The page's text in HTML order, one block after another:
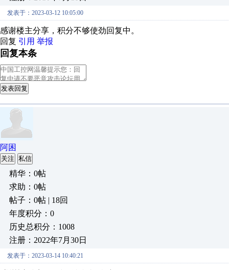
发表于：2023-03-12 10:05:00
感谢楼主分享，积分不够使劲回复中。
回复 引用 举报
回复本条
发表回复
阿困
关注 私信
精华：0帖
求助：0帖
帖子：0帖 | 18回
年度积分：0
历史总积分：1008
注册：2022年7月30日
发表于：2023-03-14 10:40:21